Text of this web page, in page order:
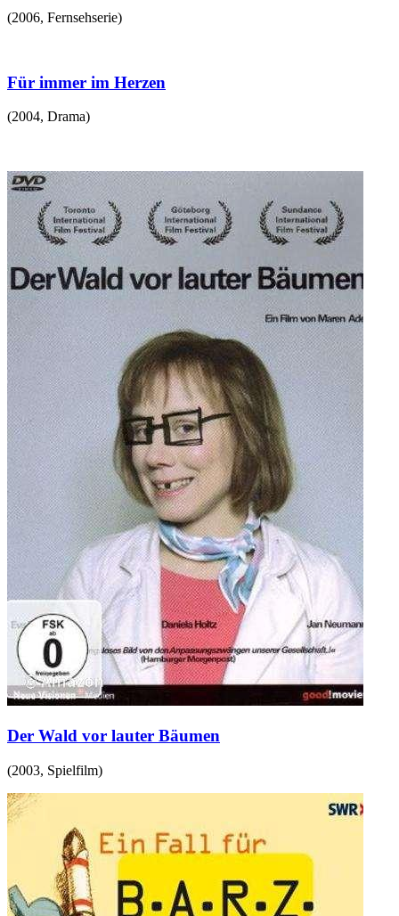
(2006, Fernsehserie)
Für immer im Herzen
(2004, Drama)
Der Wald vor lauter Bäumen
(2003, Spielfilm)